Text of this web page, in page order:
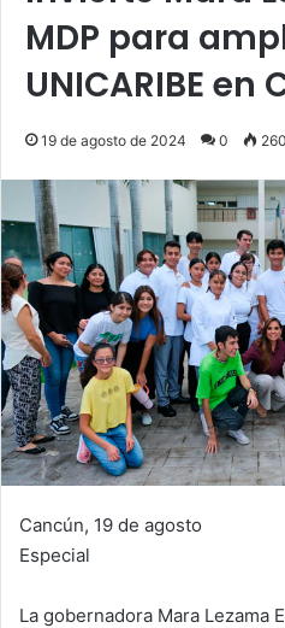
MDP para
UNICARIBE en
19 de agosto de 2024 0 260
Cancún, 19 de agosto
Especial
La gobernadora Mara Lezama